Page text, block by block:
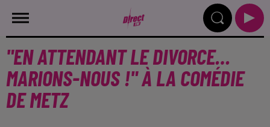
"EN ATTENDANT LE DIVORCE…
MARIONS-NOUS !" À LA COMÉDIE
DE METZ